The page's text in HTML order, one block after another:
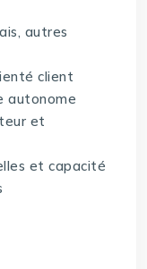
autres
client
autonome
et
et capacité